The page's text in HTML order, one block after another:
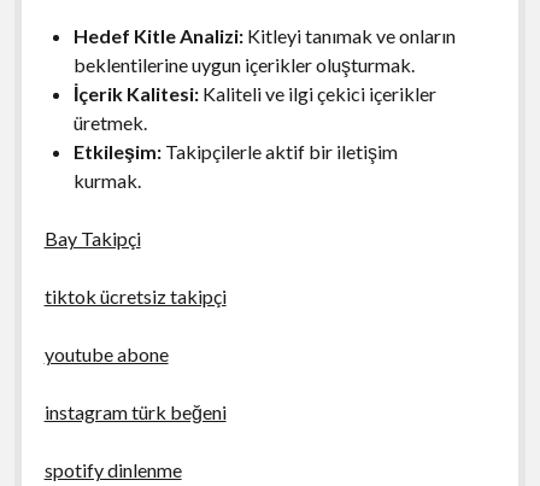
Hedef Kitle Analizi:Kitleyi tanımak ve onların
beklentilerine uygun içerikler oluşturmak.
İçerik Kalitesi:Kaliteli ve ilgi çekici içerikler
üretmek.
Etkileşim:Takipçilerle aktif bir iletişim
kurmak.
Bay Takipçi
tiktok ücretsiz takipçi
youtube abone
instagram türk beğeni
spotify dinlenme